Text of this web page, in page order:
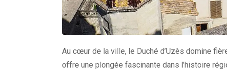
Au cœur de la ville, le Duché d’Uzès domine
offre une plongée fascinante dans l’histoire